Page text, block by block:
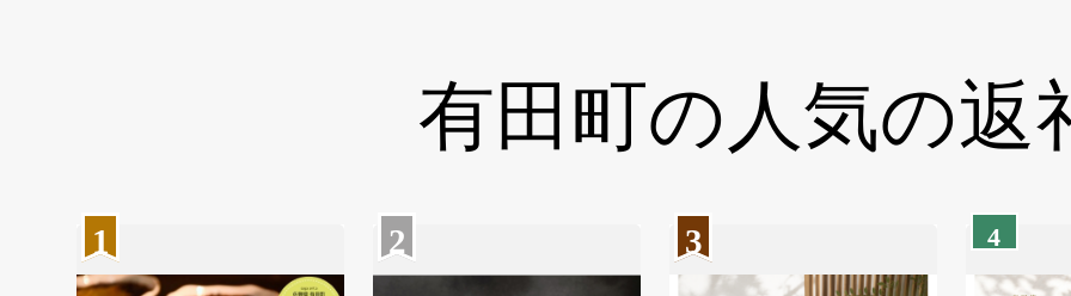
有田町の 人気の返
1 2 3 4